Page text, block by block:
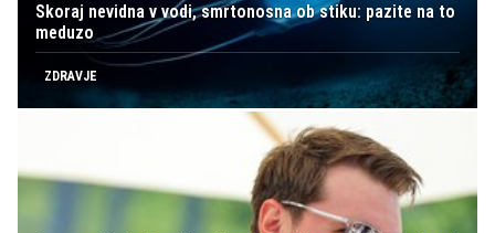
Skoraj nevidna v vodi, smrtonosna ob stiku: pazite na to
meduzo
ZDRAVJE